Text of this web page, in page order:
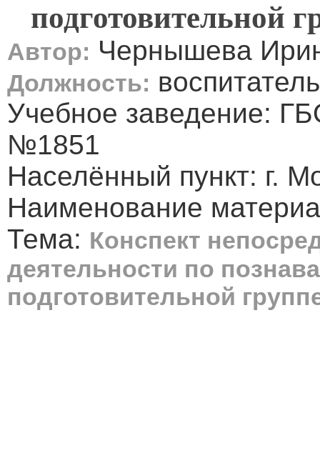
подготовительной
Автор: Чернышева
Должность: воспитатель
Учебное заведение:
№1851
Населённый пункт: г.
Наименование
Тема: Конспект
деятельности по
подготовительной